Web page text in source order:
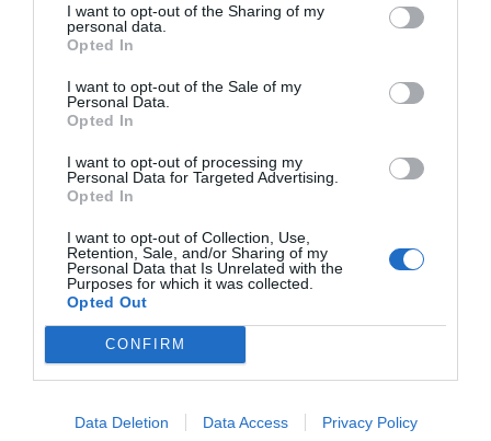
I want to opt-out of the Sharing of my
personal data.
Opted In
I want to opt-out of the Sale of my
Personal Data.
Opted In
I want to opt-out of processing my
Personal Data for Targeted Advertising.
Opted In
I want to opt-out of Collection, Use,
Retention, Sale, and/or Sharing of my
Personal Data that Is Unrelated with the
Purposes for which it was collected.
Opted Out
CONFIRM
Data Deletion Data Access Privacy Policy
restauranghögskolan i Grythyttan. På denna sida
delar jag med mig av tusentals olika recept för alla
har jag provlagat, skrivit och fotat så att du ska
kunna laga dem med bästa resultat hemma. Läs mer
Tillbehör och liknande:
RECEPT